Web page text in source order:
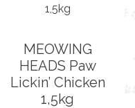
MEOWING
HEADS Paw
Lickin’ Chicken
1,5kg